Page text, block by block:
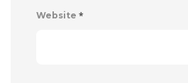
Website *